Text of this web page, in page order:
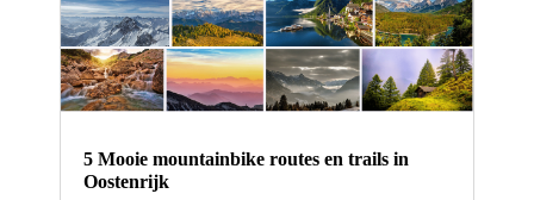
5 Mooie mountainbike routes en trails in
Oostenrijk